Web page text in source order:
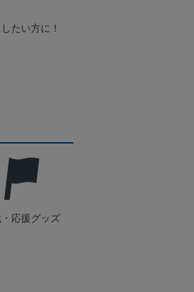
たい方に！
応援グッズ